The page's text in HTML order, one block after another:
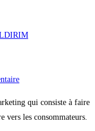
qui consiste à faire
vers les consommateurs.